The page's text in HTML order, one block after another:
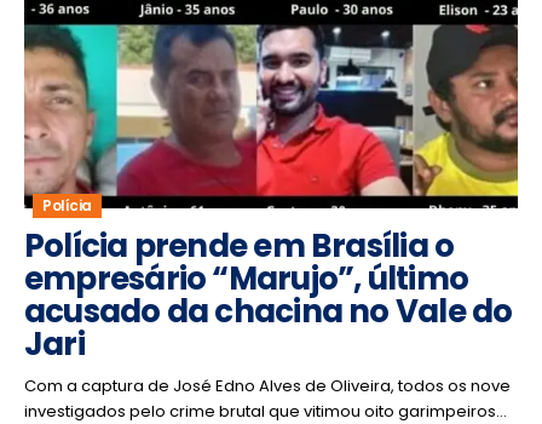
Polícia
Polícia prende em Brasília o
empresário “Marujo”, último
acusado da chacina no Vale do
Jari
Com a captura de José Edno Alves de Oliveira, todos os nove
investigados pelo crime brutal que vitimou oito garimpeiros…